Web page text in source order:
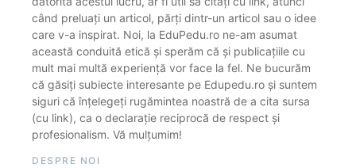
când preluați un articol, părți dintr-un articol sau o idee
care v-a inspirat. Noi, la EduPedu.ro ne-am asumat
această conduită etică și sperăm că și publicațiile cu
mult mai multă experiență vor face la fel. Ne bucurăm
că găsiți subiecte interesante pe Edupedu.ro și suntem
siguri că înțelegeți rugămintea noastră de a cita sursa
(cu link), ca o declarație reciprocă de respect și
profesionalism. Vă mulțumim!
DESPRE NOI